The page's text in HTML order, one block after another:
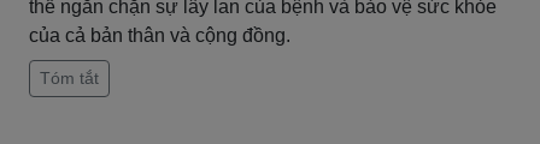
thể ngăn chặn sự lây lan của bệnh và bảo vệ sức khỏe
của cả bản thân và cộng đồng.
Tóm tắt